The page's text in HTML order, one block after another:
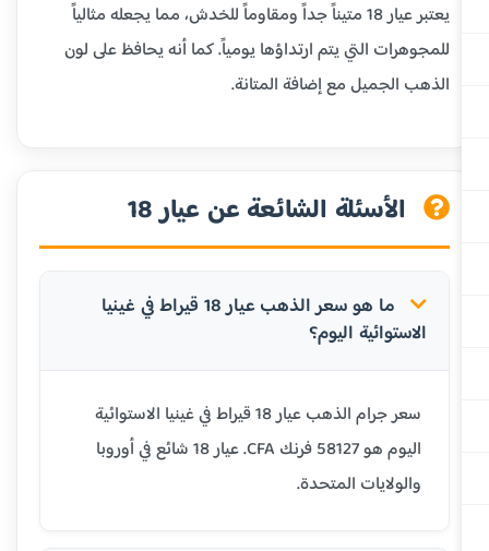
يعتبر عيار 18 متيناً جداً ومقاوماً للخدش، مما يجعله مثالياً
للمجوهرات التي يتم ارتداؤها يومياً. كما أنه يحافظ على لون
الذهب الجميل مع إضافة المتانة.
الأسئلة الشائعة عن عيار 18
ما هو سعر الذهب عيار 18 قيراط في غينيا
الاستوائية اليوم؟
سعر جرام الذهب عيار 18 قيراط في غينيا الاستوائية
اليوم هو 58127 فرنك CFA. عيار 18 شائع في أوروبا
والولايات المتحدة.